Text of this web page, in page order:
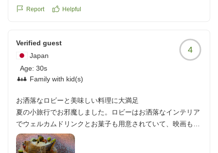
たので4つで評価させていただきました。
の方が写真撮りますよと声をかけてただきホテル前で写真を
クチコミの詳細はこちらから
https://review.travel.rakuten.co.jp/hotel/voice/167693?
reviewId=33123478611709
Report Helpful
Verified guest
Japan
Age: 30s
Family with kid(s)
4
お洒落なロビーと美味しい料理に大満足
夏の小旅行でお邪魔しました。ロビーはお洒落なインテリア
でウェルカムドリンクとお菓子も用意されていて、映画も流
れており、着いてすぐにほっとひと息つくことができました!
お風呂もきれいに掃除が行き届いており、清潔でとてもリラ